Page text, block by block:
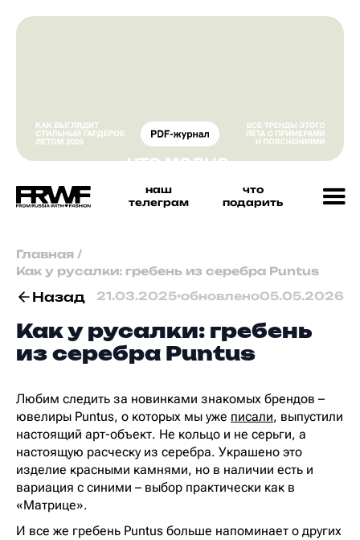
наш
телеграм
что
подарить
Главная /
Как у русалки: гребень из серебра Puntus
Назад 21.03.2025•обновлено05.05.2026
Как у русалки: гребень
из серебра Puntus
Любим следить за новинками знакомых брендов –
ювелиры Puntus, о которых мы уже писали, выпустили
настоящий арт-объект. Не кольцо и не серьги, а
настоящую расческу из серебра. Украшено это
изделие красными камнями, но в наличии есть и
вариация с синими – выбор практически как в
«Матрице».
И все же гребень Puntus больше напоминает о других